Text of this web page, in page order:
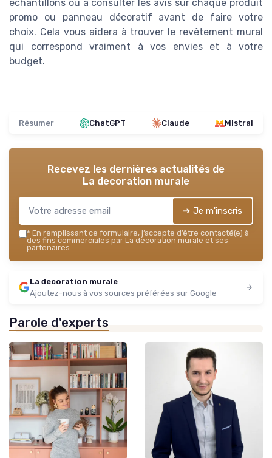
échantillons ou à consulter les avis sur chaque produit
promo ou panneau décoratif avant de faire votre
choix. Cela vous aidera à trouver le revêtement mural
qui correspond vraiment à vos envies et à votre
budget.
Résumer ChatGPT Claude Mistral
Recevez les dernières actualités de
La decoration murale
➔ Je m'inscris
* En remplissant ce formulaire, j’accepte d’être contacté(e) à
des fins commerciales par La decoration murale et ses
partenaires.
La decoration murale
Ajoutez-nous à vos sources préférées sur Google
Parole d'experts